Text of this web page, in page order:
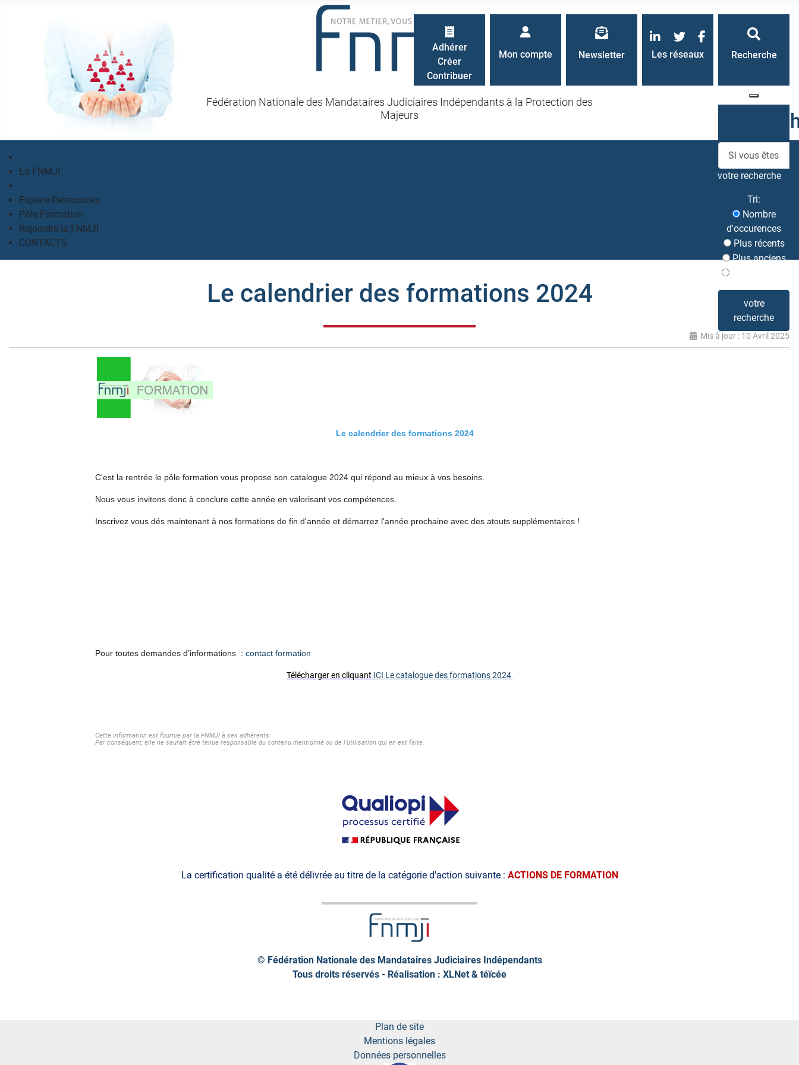
Fédération Nationale des Mandataires Judiciaires Indépendants à la Protection des
Majeurs
La FNMJI
Espace Ressources
Pôle Formation
Rejoindre la FNMJI
CONTACTS
Recherche
votre recherche
Tri:
Nombre
d'occurences
Plus récents
Plus anciens
votre
recherche
Les réseaux
LinkedInTwitterFacebook
Newsletter
Mon compte
Adhérer
Créer
Contribuer
Le calendrier des formations 2024
Mis à jour : 10 Avril 2025
Le calendrier des formations 2024
C'est la rentrée le pôle formation vous propose son catalogue 2024 qui répond au mieux à vos besoins.
Nous vous invitons donc à conclure cette année en valorisant vos compétences.
Inscrivez vous dés maintenant à nos formations de fin d'année et démarrez l'année prochaine avec des atouts supplémentaires !
Pour toutes demandes d’informations : contact formation
Télécharger en cliquant ICI Le catalogue des formations 2024
Cette information est fournie par la FNMJI à ses adhérents.
Par conséquent, elle ne saurait être tenue responsable du contenu mentionné ou de l'utilisation qui en est faite.
La certification qualité a été délivrée au titre de la catégorie d'action suivante : ACTIONS DE FORMATION
© Fédération Nationale des Mandataires Judiciaires Indépendants
Tous droits réservés - Réalisation : XLNet & téïcée
Plan de site
Mentions légales
Données personnelles